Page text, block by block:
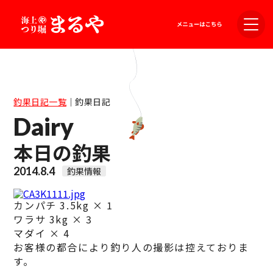
釣果日記一覧｜釣果日記
Dairy
本日の釣果
2014.8.4 釣果情報
カンパチ 3.5kg × 1
ワラサ 3kg × 3
マダイ × 4
お客様の都合により釣り人の撮影は控えておりま
す。